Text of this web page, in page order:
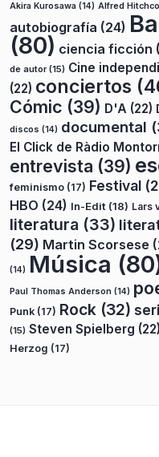
Akira Kurosawa (14) Alfred
autobiografía (24)
(80) ciencia ficción
de autor(15) Cine
(22) conciertos
Cómic (39) D'A (22)
discos (14) documental
El Click de Ràdio
entrevista (39)
feminismo (17) Festival
HBO (24) In-Edit (18) Lars
literatura (33)
(29) Martin Scorsese
(14) Música
Paul Thomas Anderson (14)
Punk (17) Rock (32)
(15) Steven Spielberg (22)
Herzog (17)